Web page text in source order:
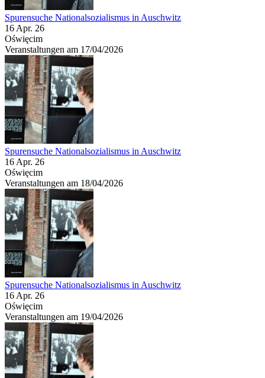
Spurensuche Nationalsozialismus in Auschwitz
16 Apr. 26
Oświęcim
Veranstaltungen am 17/04/2026
Spurensuche Nationalsozialismus in Auschwitz
16 Apr. 26
Oświęcim
Veranstaltungen am 18/04/2026
Spurensuche Nationalsozialismus in Auschwitz
16 Apr. 26
Oświęcim
Veranstaltungen am 19/04/2026